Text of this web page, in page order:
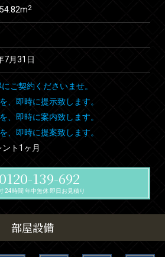
2
7月31日
ご契約くださいませ。
、即時に提示致します。
、即時に案内致します。
、即時に提案致します。
ト1ヶ月
0120-139-692
24時間 年中無休 即日お見積り
部屋設備